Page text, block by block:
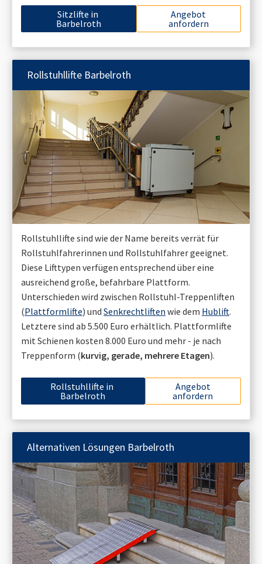
Sitzlifte in
Barbelroth
Angebot
anfordern
Rollstuhllifte Barbelroth
Rollstuhllifte sind wie der Name bereits verrät für
Rollstuhlfahrerinnen und Rollstuhlfahrer geeignet.
Diese Lifttypen verfügen entsprechend über eine
ausreichend große, befahrbare Plattform.
Unterschieden wird zwischen Rollstuhl-Treppenliften
(Plattformlifte) und Senkrechtliften wie dem Hublift.
Letztere sind ab 5.500 Euro erhältlich. Plattformlifte
mit Schienen kosten 8.000 Euro und mehr - je nach
Treppenform (kurvig, gerade, mehrere Etagen).
Rollstuhllifte in
Barbelroth
Angebot
anfordern
Alternativen Lösungen Barbelroth